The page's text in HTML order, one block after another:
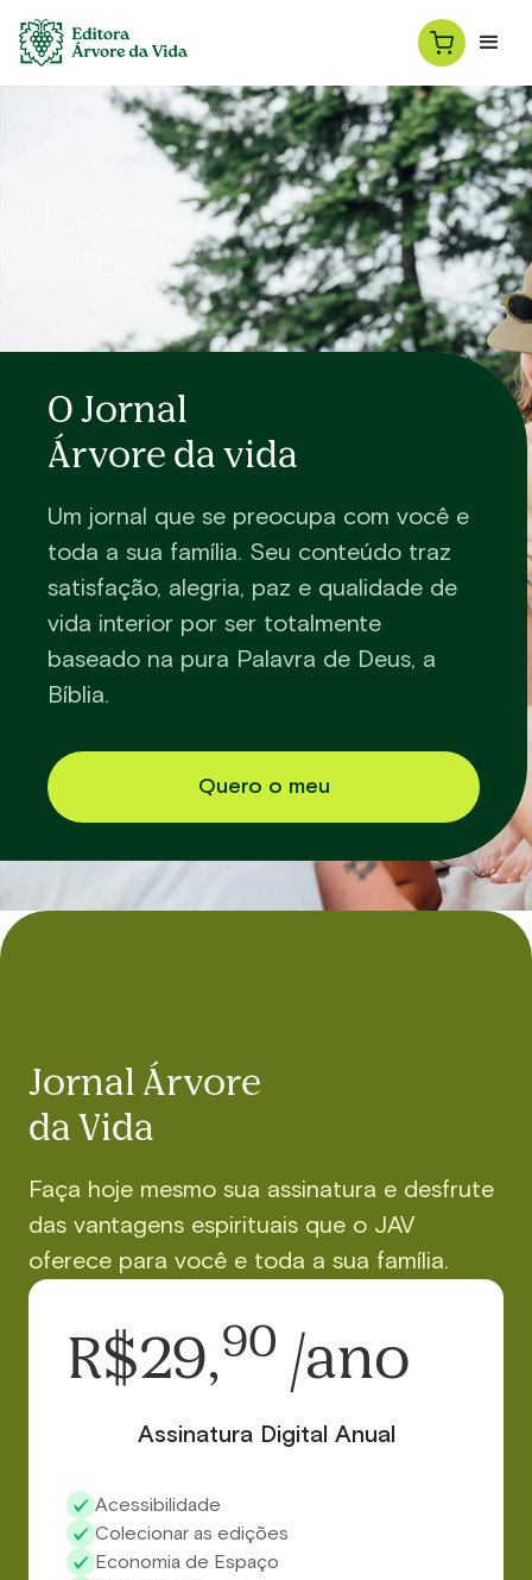
O Jornal
Árvore da vida
Um jornal que se preocupa com você e
toda a sua família. Seu conteúdo traz
satisfação, alegria, paz e qualidade de
vida interior por ser totalmente
baseado na pura Palavra de Deus, a
Bíblia.
Quero o meu
Jornal Árvore
da Vida
Faça hoje mesmo sua assinatura e desfrute
das vantagens espirituais que o JAV
oferece para você e toda a sua família.
R$29,90 /ano
Assinatura Digital Anual
Acessibilidade
Colecionar as edições
Economia de Espaço